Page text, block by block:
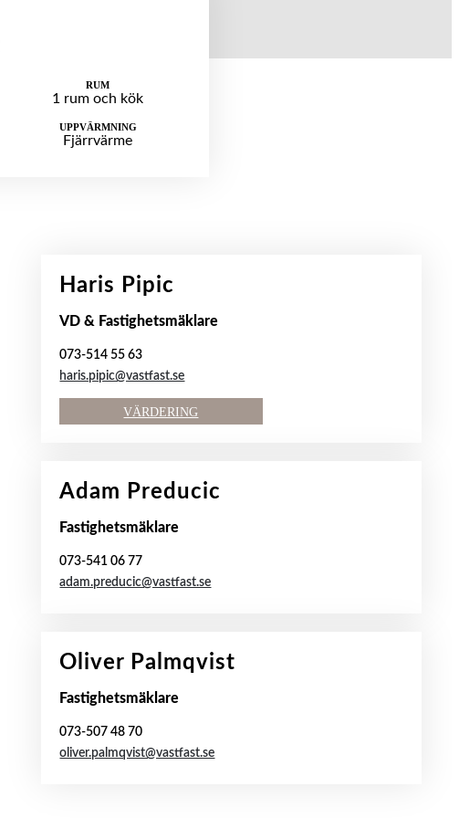
RUM
1 rum och kök
UPPVÄRMNING
Fjärrvärme
Haris Pipic
VD & Fastighetsmäklare
073-514 55 63
haris.pipic@vastfast.se
VÄRDERING
Adam Preducic
Fastighetsmäklare
073-541 06 77
adam.preducic@vastfast.se
Oliver Palmqvist
Fastighetsmäklare
073-507 48 70
oliver.palmqvist@vastfast.se